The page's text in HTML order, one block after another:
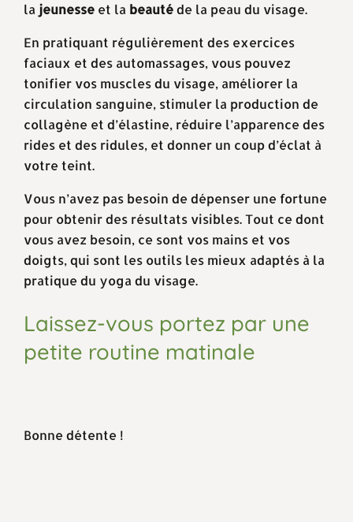
la jeunesse et la beautéde la peau du visage.
En pratiquant régulièrement des exercices
faciaux et des automassages, vous pouvez
tonifier vos muscles du visage, améliorer la
circulation sanguine, stimuler la production de
collagène et d’élastine, réduire l’apparence des
rides et des ridules, et donner un coup d’éclat à
votre teint.
Vous n’avez pas besoin de dépenser une fortune
pour obtenir des résultats visibles. Tout ce dont
vous avez besoin, ce sont vos mains et vos
doigts, qui sont les outils les mieux adaptés à la
pratique du yoga du visage.
Laissez-vous portez par une
petite routine matinale
Bonne détente !